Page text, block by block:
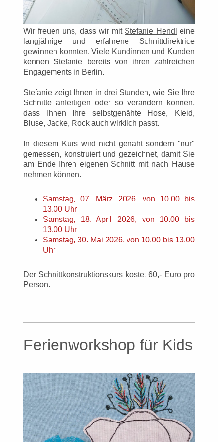
Wir freuen uns, dass wir mit Stefanie Hendl
eine
langjährige und erfahrene Schnittdirektrice
gewinnen konnten. Viele Kundinnen und Kunden
kennen Stefanie bereits von ihren zahlreichen
Engagements in Berlin.
Stefanie zeigt Ihnen in drei Stunden, wie Sie Ihre
Schnitte anfertigen oder so verändern können,
dass Ihnen Ihre selbstgenähte Hose, Kleid,
Bluse, Jacke, Rock auch wirklich passt.
In diesem Kurs wird nicht genäht sondern "nur"
gemessen, konstruiert und gezeichnet, damit Sie
am Ende Ihren eigenen Schnitt mit nach Hause
nehmen können.
Samstag, 07. März 2026, von 10.00 bis
13.00 Uhr
Samstag, 18. April 2026, von 10.00 bis
13.00 Uhr
Samstag, 30. Mai 2026, von 10.00 bis 13.00
Uhr
Der Schnittkonstruktionskurs kostet 60,- Euro pro
Person.
Ferienworkshop für Kids